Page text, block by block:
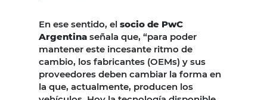
En ese sentido, el socio de PwC
Argentina señala que, “para poder
mantener este incesante ritmo de
cambio, los fabricantes (OEMs) y sus
proveedores deben cambiar la forma en
la que, actualmente, producen los